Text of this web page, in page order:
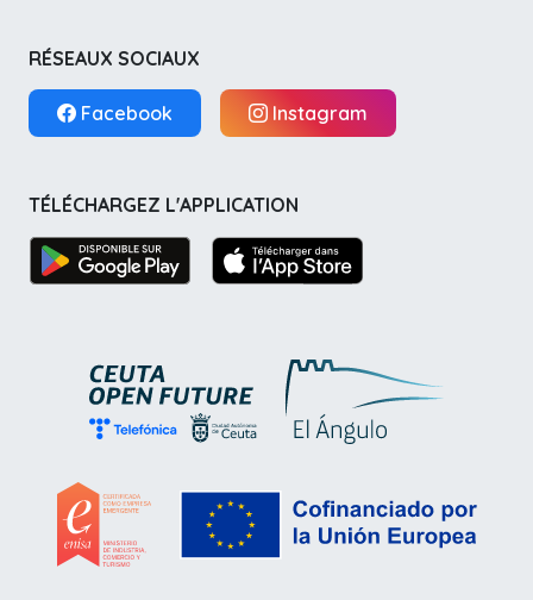
RÉSEAUX SOCIAUX
Facebook Instagram
TÉLÉCHARGEZ L'APPLICATION